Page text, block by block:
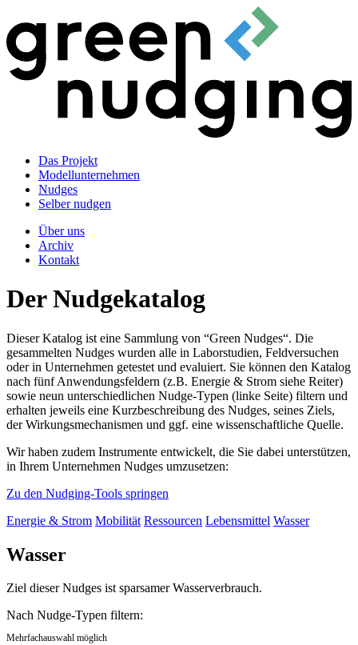
Das Projekt
Modellunternehmen
Nudges
Selber nudgen
Über uns
Archiv
Kontakt
Der Nudgekatalog
Dieser Katalog ist eine Sammlung von “Green Nudges“. Die
gesammelten Nudges wurden alle in Laborstudien, Feldversuchen
oder in Unternehmen getestet und evaluiert. Sie können den Katalog
nach fünf Anwendungsfeldern (z.B. Energie & Strom siehe Reiter)
sowie neun unterschiedlichen Nudge-Typen (linke Seite) filtern und
erhalten jeweils eine Kurzbeschreibung des Nudges, seines Ziels,
der Wirkungsmechanismen und ggf. eine wissenschaftliche Quelle.
Wir haben zudem Instrumente entwickelt, die Sie dabei unterstützen,
in Ihrem Unternehmen Nudges umzusetzen:
Zu den Nudging-Tools springen
Energie & Strom Mobilität Ressourcen Lebensmittel Wasser
Wasser
Ziel dieser Nudges ist sparsamer Wasserverbrauch.
Nach Nudge-Typen filtern:
Mehrfachauswahl möglich